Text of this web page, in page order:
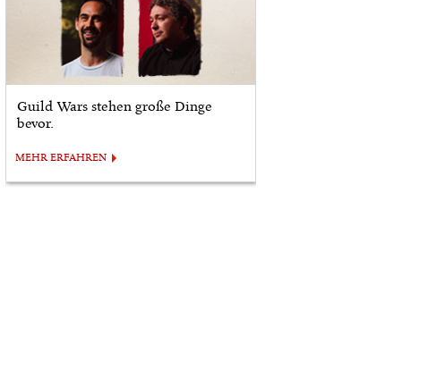
Guild Wars stehen große Dinge
bevor.
MEHR ERFAHREN